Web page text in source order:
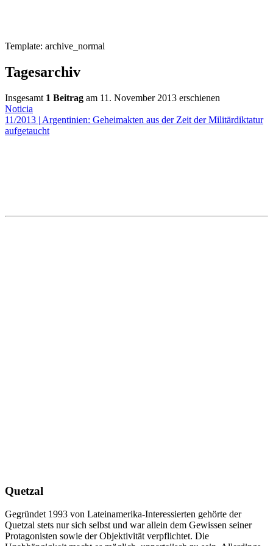
Template: archive_normal
Tagesarchiv
Insgesamt 1 Beitrag am 11. November 2013 erschienen
Noticia
11/2013 | Argentinien: Geheimakten aus der Zeit der Militärdiktatur
aufgetaucht
Quetzal
Gegründet 1993 von Lateinamerika-Interessierten gehörte der
Quetzal stets nur sich selbst und war allein dem Gewissen seiner
Protagonisten sowie der Objektivität verpflichtet. Die